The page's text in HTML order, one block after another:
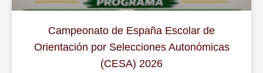
Campeonato de España Escolar de
Orientación por Selecciones Autonómicas
(CESA) 2026